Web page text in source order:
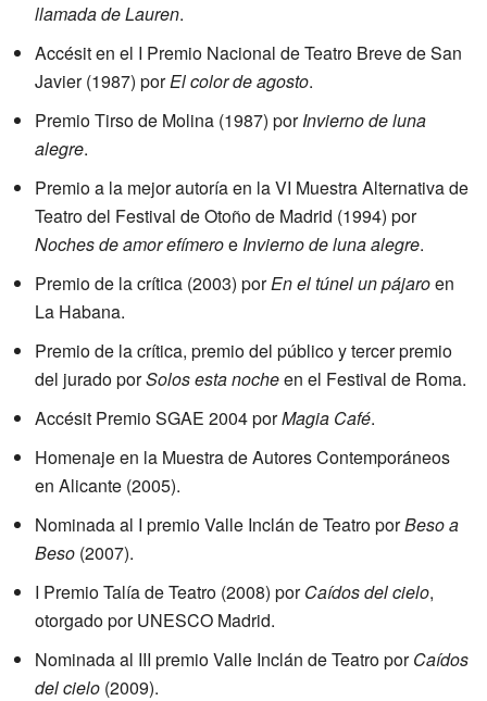
llamada de Lauren.
Accésit en el I Premio Nacional de Teatro Breve de San
Javier (1987) porEl color de agosto.
Premio Tirso de Molina (1987) porInvierno de luna
alegre.
Premio a la mejor autoría en la VI Muestra Alternativa de
Teatro del Festival de Otoño de Madrid (1994) por
Noches de amor efímeroe Invierno de luna alegre.
Premio de la crítica (2003) porEn el túnel un pájaroen
La Habana.
Premio de la crítica, premio del público y tercer premio
del jurado porSolos esta nocheen el Festival de Roma.
Accésit Premio SGAE 2004 porMagia Café.
Homenaje en la Muestra de Autores Contemporáneos
en Alicante (2005).
Nominada al I premio Valle Inclán de Teatro porBeso a
Beso (2007).
I Premio Talía de Teatro (2008) porCaídos del cielo,
otorgado por UNESCO Madrid.
Nominada al III premio Valle Inclán de Teatro porCaídos
del cielo (2009).